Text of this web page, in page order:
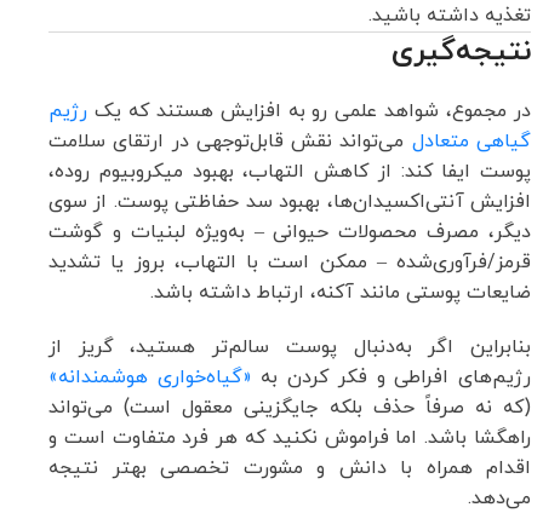
تغذیه داشته باشید.
نتیجه‌گیری
در مجموع، شواهد علمی رو به افزایش هستند که یک رژیم
گیاهی متعادل می‌تواند نقش قابل‌توجهی در ارتقای سلامت
پوست ایفا کند: از کاهش التهاب، بهبود میکروبیوم روده،
افزایش آنتی‌اکسیدان‌ها، بهبود سد حفاظتی پوست. از سوی
دیگر، مصرف محصولات حیوانی – به‌ویژه لبنیات و گوشت
قرمز/فرآوری‌شده – ممکن است با التهاب، بروز یا تشدید
ضایعات پوستی مانند آکنه، ارتباط داشته باشد.
بنابراین اگر به‌دنبال پوست سالم‌تر هستید، گریز از
رژیم‌های افراطی و فکر کردن به «گیاه‌خواری هوشمندانه»
(که نه صرفاً حذف بلکه جایگزینی معقول است) می‌تواند
راهگشا باشد. اما فراموش نکنید که هر فرد متفاوت است و
اقدام همراه با دانش و مشورت تخصصی بهتر نتیجه
می‌دهد.